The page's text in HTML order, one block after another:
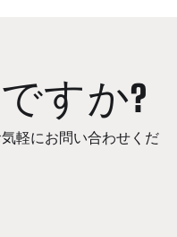
すか?
軽にお問い合わせくだ